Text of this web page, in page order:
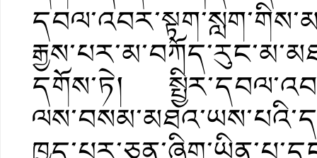
དགོས་ཏེ།